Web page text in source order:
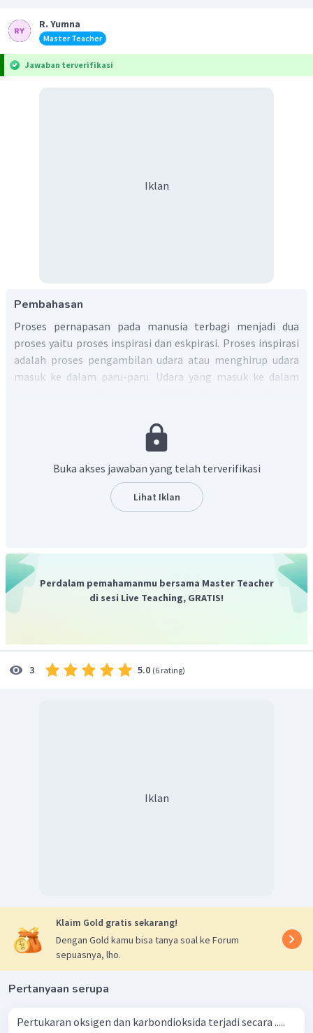
R. Yumna
Master Teacher
Jawaban terverifikasi
Iklan
Pembahasan
Proses pernapasan pada manusia terbagi menjadi dua
proses yaitu proses inspirasi dan eskpirasi. Proses inspirasi
adalah proses pengambilan udara atau menghirup udara
masuk ke dalam paru-paru. Udara yang masuk ke dalam
menghembuskan udara dari paru-paru. Udara yang
dihembuskan merupakan karbon dioksida hasil proses
tersebut, proses menarik napas kemudian
mengeluarkannya kembali menunjukkan bahwa adanya
proses oksigen berdifusi masuk melalui alveolus dan
Buka akses jawaban yang telah terverifikasi
Lihat Iklan
Perdalam pemahamanmu bersama Master Teacher
di sesi Live Teaching, GRATIS!
3 5.0 (6 rating)
Iklan
Klaim Gold gratis sekarang!
Dengan Gold kamu bisa tanya soal ke Forum
sepuasnya, lho.
Pertanyaan serupa
Pertukaran oksigen dan karbondioksida terjadi secara .....